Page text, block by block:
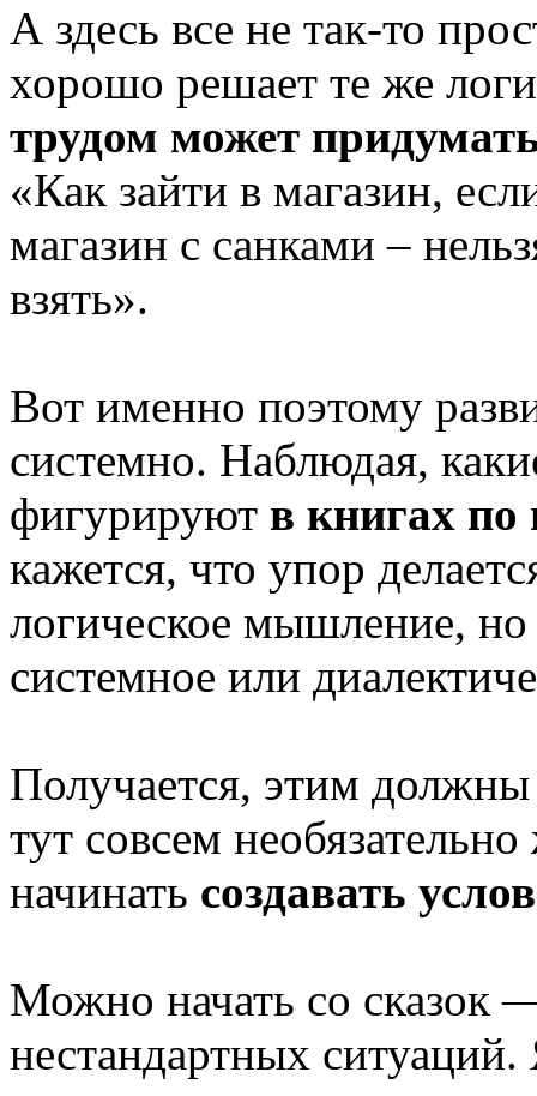
А здесь все не так-то
хорошо решает те же
трудом может
«Как зайти в магазин,
магазин с санками –
взять».
Вот именно поэтому
системно. Наблюдая,
фигурируют в книгах по
кажется, что упор
логическое мышление, но
системное или
Получается, этим
тут совсем
начинать создавать
Можно начать со сказок
нестандартных